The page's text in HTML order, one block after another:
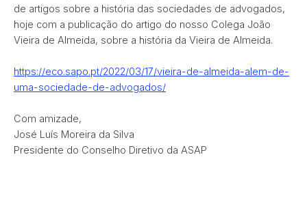
de artigos sobre a história das sociedades de advogados,
hoje com a publicação do artigo do nosso Colega João
Vieira de Almeida, sobre a história da Vieira de Almeida.
https://eco.sapo.pt/2022/03/17/vieira-de-almeida-alem-de-
uma-sociedade-de-advogados/
Com amizade,
José Luís Moreira da Silva
Presidente do Conselho Diretivo da ASAP